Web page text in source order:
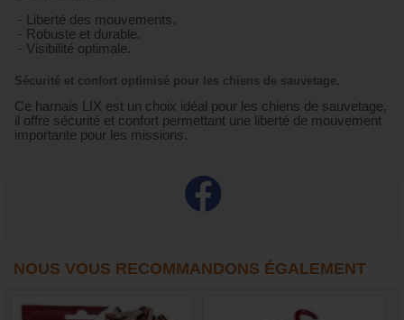
- Liberté des mouvements.
- Robuste et durable.
- Visibilité optimale.
Sécurité et confort optimisé pour les chiens de sauvetage.
Ce harnais LIX est un choix idéal pour les chiens de sauvetage,
il offre sécurité et confort permettant une liberté de mouvement
importante pour les missions.
NOUS VOUS RECOMMANDONS ÉGALEMENT